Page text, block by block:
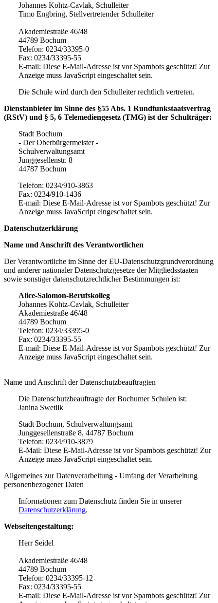
Johannes Kohtz-Cavlak, Schulleiter
Timo Engbring, Stellvertretender Schulleiter
Akademiestraße 46/48
44789 Bochum
Telefon: 0234/33395-0
Fax: 0234/33395-55
E-mail: Diese E-Mail-Adresse ist vor Spambots geschützt! Zur
Anzeige muss JavaScript eingeschaltet sein.
Die Schule wird durch den Schulleiter rechtlich vertreten.
Dienstanbieter im Sinne des §55 Abs. 1 Rundfunkstaatsvertrag
(RStV) und § 5, 6 Telemediengesetz (TMG) ist der Schulträger:
Stadt Bochum
- Der Oberbürgermeister -
Schulverwaltungsamt
Junggesellenstr. 8
44787 Bochum
Telefon: 0234/910-3863
Fax: 0234/910-1436
E-mail: Diese E-Mail-Adresse ist vor Spambots geschützt! Zur
Anzeige muss JavaScript eingeschaltet sein.
Datenschutzerklärung
Name und Anschrift des Verantwortlichen
Der Verantwortliche im Sinne der EU-Datenschutzgrundverordnung
und anderer nationaler Datenschutzgesetze der Mitgliedsstaaten
sowie sonstiger datenschutzrechtlicher Bestimmungen ist:
Alice-Salomon-Berufskolleg
Johannes Kohtz-Cavlak, Schulleiter
Akademiestraße 46/48
44789 Bochum
Telefon: 0234/33395-0
Fax: 0234/33395-55
E-mail: Diese E-Mail-Adresse ist vor Spambots geschützt! Zur
Anzeige muss JavaScript eingeschaltet sein.
Name und Anschrift der Datenschutzbeauftragten
Die Datenschutzbeauftragte der Bochumer Schulen ist:
Janina Swetlik
Stadt Bochum, Schulverwaltungsamt
Junggesellenstraße 8, 44787 Bochum
Telefon: 0234/910-3879
E-Mail: Diese E-Mail-Adresse ist vor Spambots geschützt! Zur
Anzeige muss JavaScript eingeschaltet sein.
Allgemeines zur Datenverarbeitung - Umfang der Verarbeitung
personenbezogener Daten
Informationen zum Datenschutz finden Sie in unserer
Datenschutzerklärung.
Webseitengestaltung:
Herr Seidel
Akademiestraße 46/48
44789 Bochum
Telefon: 0234/33395-12
Fax: 0234/33395-55
E-mail: Diese E-Mail-Adresse ist vor Spambots geschützt! Zur